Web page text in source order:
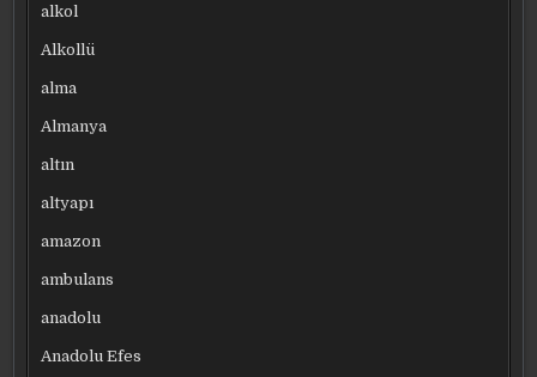
alkol
Alkollü
alma
Almanya
altın
altyapı
amazon
ambulans
anadolu
Anadolu Efes